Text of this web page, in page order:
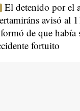
El detenido por el
avisó al
de que había
fortuito